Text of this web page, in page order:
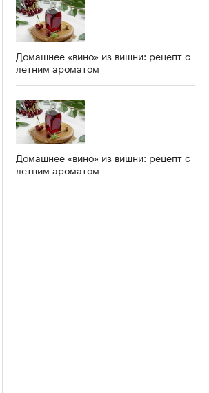
Домашнее «вино» из вишни: рецепт с
летним ароматом
Домашнее «вино» из вишни: рецепт с
летним ароматом